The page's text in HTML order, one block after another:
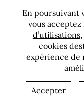
En poursuivant
vous
d’utilisations
cookies
expérience de
Accepter